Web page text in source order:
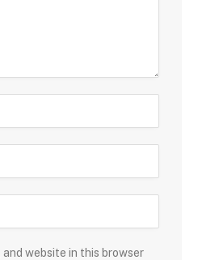
and website in this browser